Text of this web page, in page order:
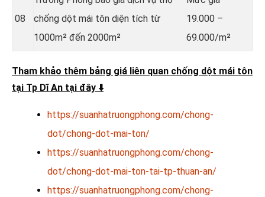
08
chống dột mái tôn diện tích từ
1000m² đến 2000m²
19.000 –
69.000/m²
Tham khảo thêm bảng giá liên quan chống dột mái tôn
tại Tp Dĩ An tại đây ⬇️
https://suanhatruongphong.com/chong-
dot/chong-dot-mai-ton/
https://suanhatruongphong.com/chong-
dot/chong-dot-mai-ton-tai-tp-thuan-an/
https://suanhatruongphong.com/chong-